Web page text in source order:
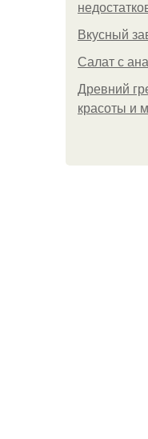
Вкусный
Салат с
Древний
красоты и